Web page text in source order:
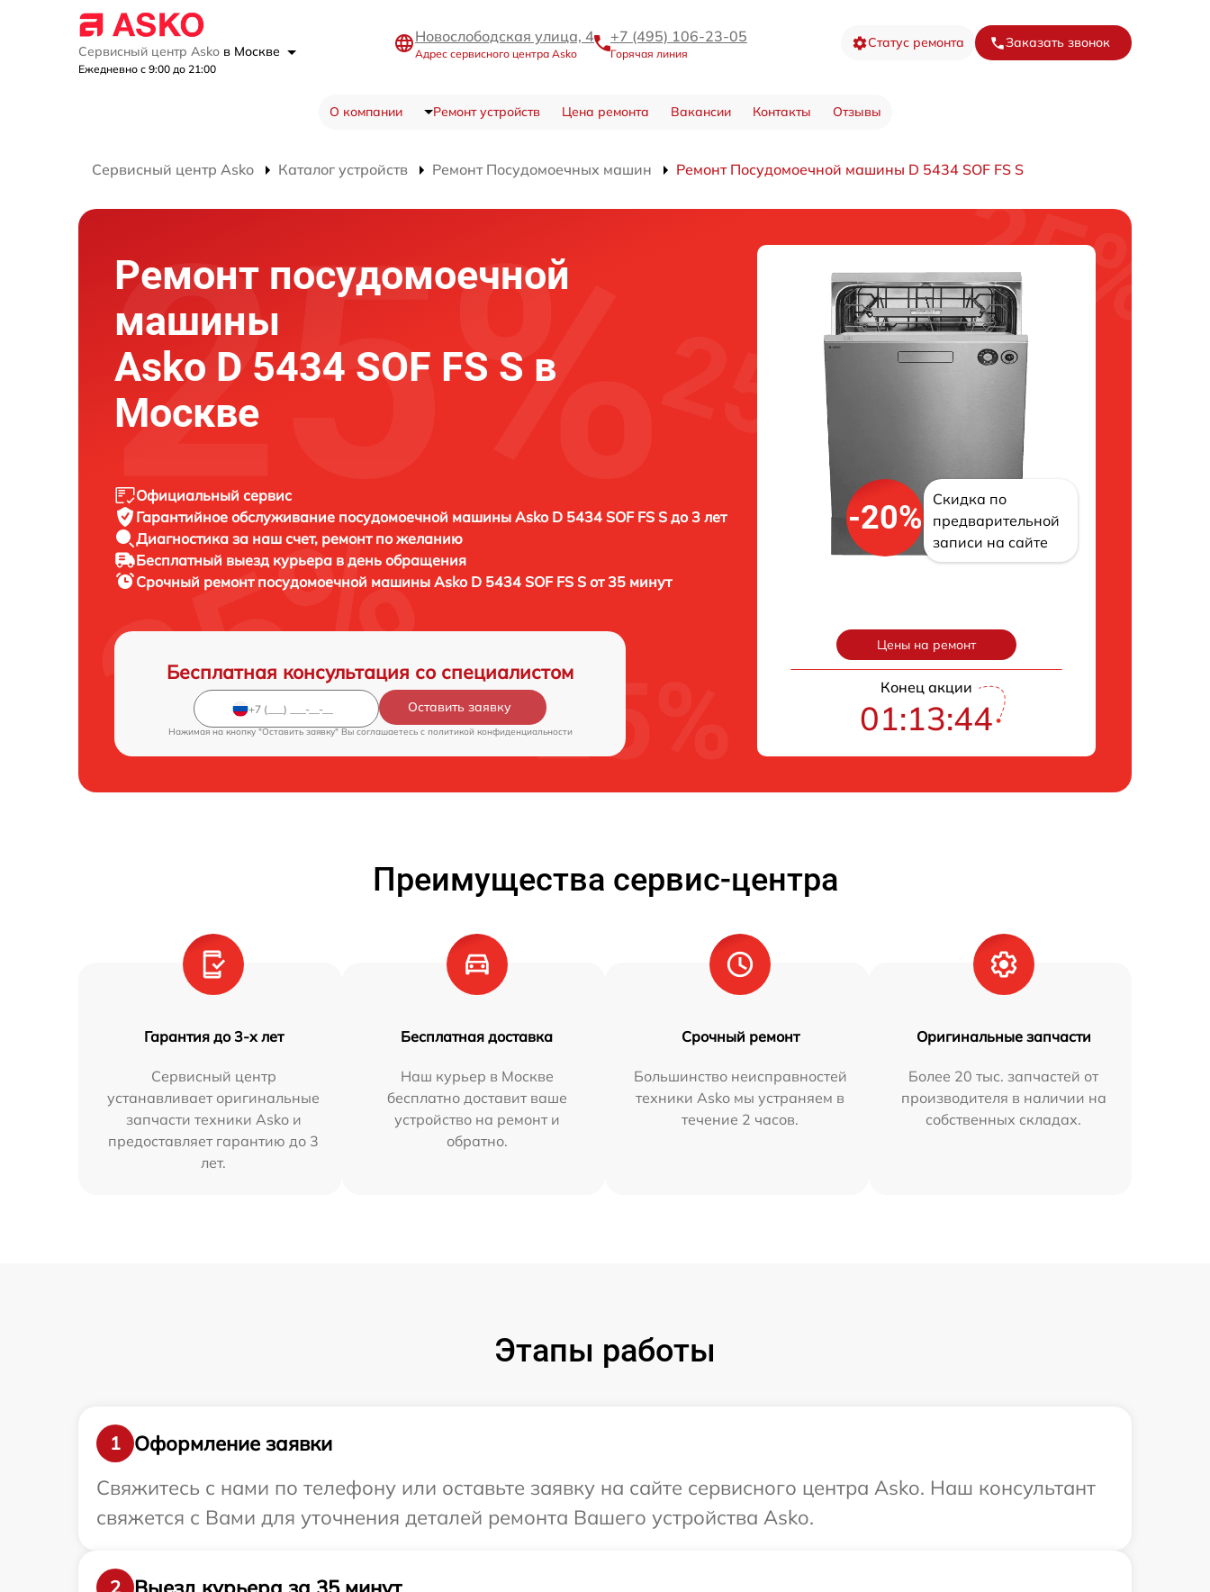
Сервисный центр Asko в Москве
Ежедневно с 9:00 до 21:00
Новослободская улица, 4
Адрес сервисного центра Asko
+7 (495) 106-23-05
Горячая линия
Статус ремонта Заказать звонок
О компании Ремонт устройств Цена ремонта Вакансии Контакты Отзывы
Сервисный центр Asko Каталог устройств Ремонт Посудомоечных машин Ремонт Посудомоечной машины D 5434 SOF FS S
Ремонт посудомоечной
машины
Asko D 5434 SOF FS S в
Москве
Официальный сервис
Гарантийное обслуживание посудомоечной машины Asko D 5434 SOF FS S до 3 лет
Диагностика за наш счет, ремонт по желанию
Бесплатный выезд курьера в день обращения
Срочный ремонт посудомоечной машины Asko D 5434 SOF FS S от 35 минут
Бесплатная консультация со специалистом
Оставить заявку
Нажимая на кнопку "Оставить заявку" Вы соглашаетесь c политикой конфиденциальности
-20%
Скидка по
предварительной
записи на сайте
Цены на ремонт
Конец акции
01:13:43
Преимущества сервис-центра
Гарантия до 3-х лет
Сервисный центр
устанавливает оригинальные
запчасти техники Asko и
предоставляет гарантию до 3
лет.
Бесплатная доставка
Наш курьер в Москве
бесплатно доставит ваше
устройство на ремонт и
обратно.
Срочный ремонт
Большинство неисправностей
техники Asko мы устраняем в
течение 2 часов.
Оригинальные запчасти
Более 20 тыс. запчастей от
производителя в наличии на
собственных складах.
Этапы работы
1
Оформление заявки
Свяжитесь с нами по телефону или оставьте заявку на сайте сервисного центра Asko. Наш консультант
свяжется с Вами для уточнения деталей ремонта Вашего устройства Asko.
2